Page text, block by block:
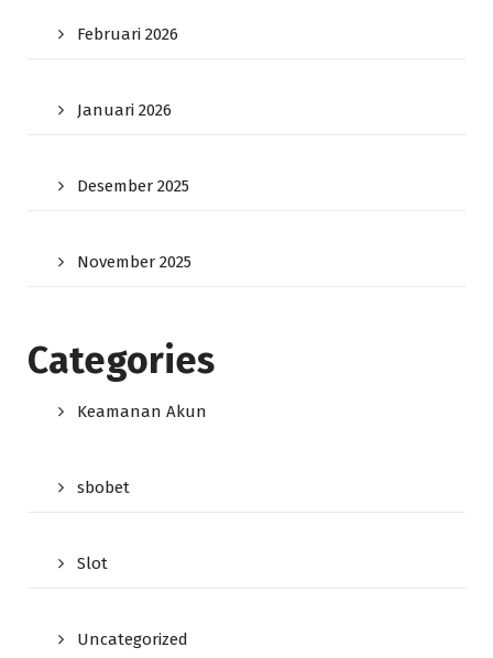
Februari 2026
Januari 2026
Desember 2025
November 2025
Categories
Keamanan Akun
sbobet
Slot
Uncategorized